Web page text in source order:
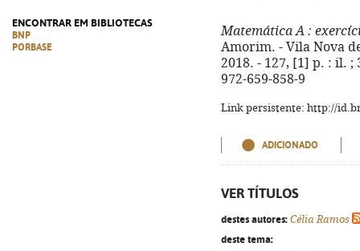
ENCONTRAR EM BIBLIOTECAS
BNP
PORBASE
Matemática A :
Amorim. - Vila Nova
2018. - 127, [1] p. : il. ;
972-659-858-9
Link persistente: http://
ADICIONADO
VER TÍTULOS
destes autores: Célia Ramos
deste tema: